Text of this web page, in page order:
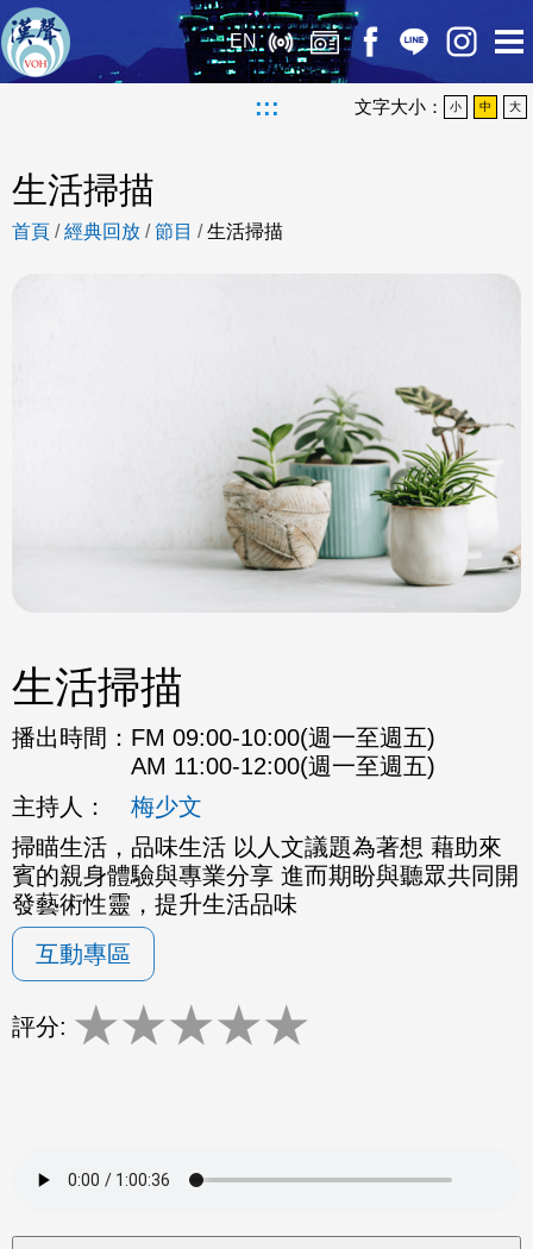
EN
::: 文字大小： 小 中 大
生活掃描
首頁 /經典回放 /節目 /生活掃描
生活掃描
播出時間： FM 09:00-10:00(週一至週五)
AM 11:00-12:00(週一至週五)
主持人：
梅少文
掃瞄生活，品味生活 以人文議題為著想 藉助來
賓的親身體驗與專業分享 進而期盼與聽眾共同開
發藝術性靈，提升生活品味
互動專區
評分: ★★★★★